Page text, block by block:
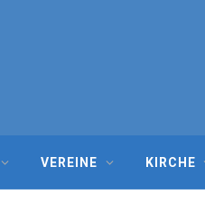
VEREINE KIRCHE